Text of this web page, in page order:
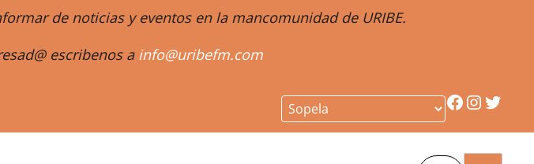
de noticias y eventos en la mancomunidad de URIBE.
escribenos a info@uribefm.com
Facebook